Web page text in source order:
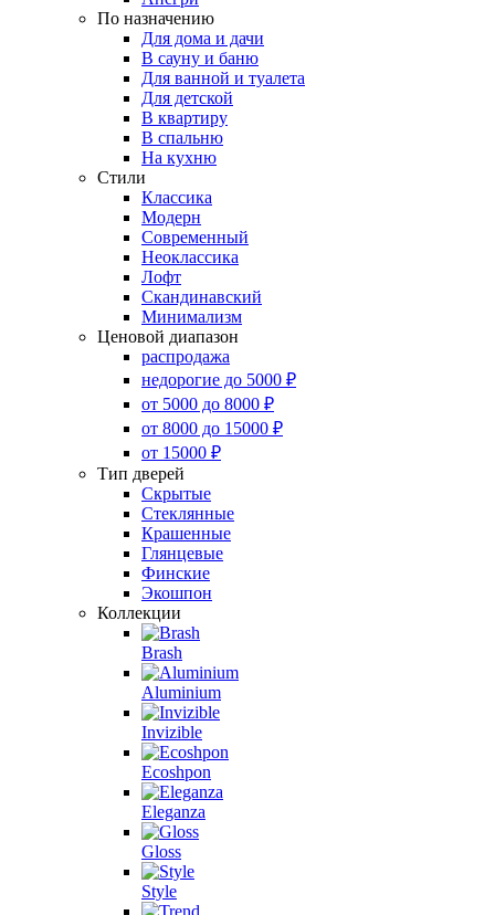
По назначению
Для дома и дачи
В сауну и баню
Для ванной и туалета
Для детской
В квартиру
В спальню
На кухню
Стили
Классика
Модерн
Современный
Неоклассика
Лофт
Скандинавский
Минимализм
Ценовой диапазон
распродажа
недорогие до 5000 ₽
от 5000 до 8000 ₽
от 8000 до 15000 ₽
от 15000 ₽
Тип дверей
Скрытые
Стеклянные
Крашенные
Глянцевые
Финские
Экошпон
Коллекции
Brash
Aluminium
Invizible
Ecoshpon
Eleganza
Gloss
Style